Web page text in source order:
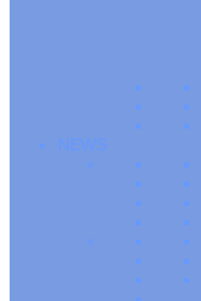
NEWS